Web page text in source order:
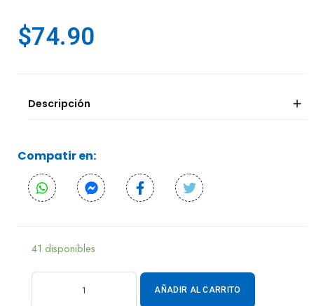
$74.90
Descripción
Compatir en:
41 disponibles
AÑADIR AL CARRITO